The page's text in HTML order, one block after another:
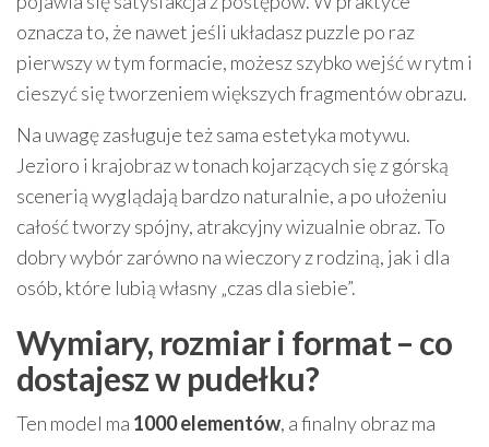
oznacza to, że nawet jeśli układasz puzzle po raz
pierwszy w tym formacie, możesz szybko wejść w rytm i
cieszyć się tworzeniem większych fragmentów obrazu.
Na uwagę zasługuje też sama estetyka motywu.
Jezioro i krajobraz w tonach kojarzących się z górską
scenerią wyglądają bardzo naturalnie, a po ułożeniu
całość tworzy spójny, atrakcyjny wizualnie obraz. To
dobry wybór zarówno na wieczory z rodziną, jak i dla
osób, które lubią własny „czas dla siebie”.
Wymiary, rozmiar i format – co
dostajesz w pudełku?
Ten model ma 1000 elementów, a finalny obraz ma